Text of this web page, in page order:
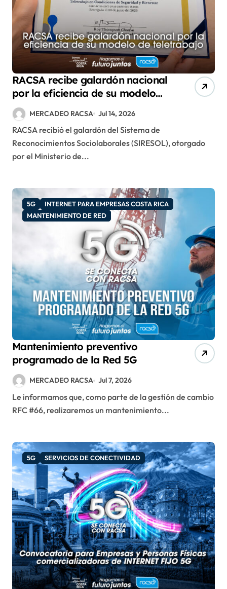
RACSA recibe galardón nacional
por la eficiencia de su modelo
de teletrabajo
MERCADEO RACSA Jul 14, 2026
RACSA recibió el galardón del Sistema de
Reconocimientos Sociolaborales (SIRESOL), otorgado
por el Ministerio de...
5G
INTERNET PARA EMPRESAS COSTA RICA
MANTENIMIENTO DE RED
Mantenimiento preventivo
programado de la Red 5G
MERCADEO RACSA Jul 7, 2026
Le informamos que, como parte de la gestión de cambio
RFC #66, realizaremos un mantenimiento...
5G SERVICIOS DE CONECTIVIDAD